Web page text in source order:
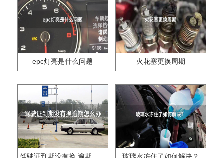
epc灯亮是什么问题 火花塞更换周期